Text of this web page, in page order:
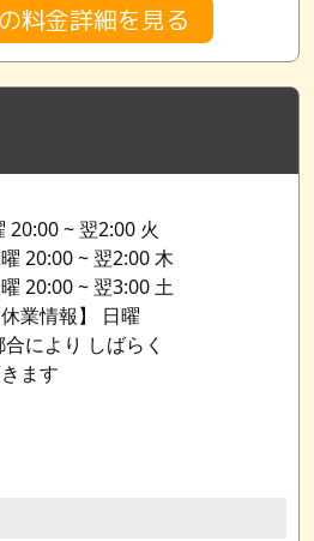
料金詳細を見る
20:00 ~ 翌2:00 火
20:00 ~ 翌2:00 木
20:00 ~ 翌3:00 土
業情報】 日曜
合により しばらく
ます